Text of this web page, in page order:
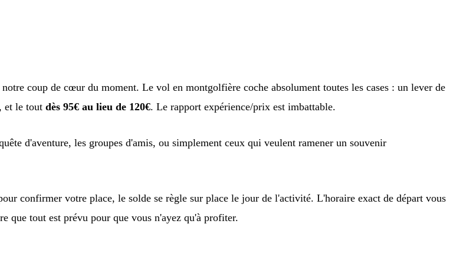
coup de cœur du moment. Le vol en montgolfière coche absolument toutes les cases : un lever de
et le tout dès 95€ au lieu de 120€. Le rapport expérience/prix est imbattable.
d'aventure, les groupes d'amis, ou simplement ceux qui veulent ramener un souvenir
confirmer votre place, le solde se règle sur place le jour de l'activité. L'horaire exact de départ vous
tout est prévu pour que vous n'ayez qu'à profiter.